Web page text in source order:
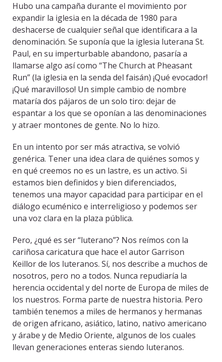
Hubo una campaña durante el movimiento por
expandir la iglesia en la década de 1980 para
deshacerse de cualquier señal que identificara a la
denominación. Se suponía que la iglesia luterana St.
Paul, en su imperturbable abandono, pasaría a
llamarse algo así como “The Church at Pheasant
Run” (la iglesia en la senda del faisán) ¡Qué evocador!
¡Qué maravilloso! Un simple cambio de nombre
mataría dos pájaros de un solo tiro: dejar de
espantar a los que se oponían a las denominaciones
y atraer montones de gente. No lo hizo.
En un intento por ser más atractiva, se volvió
genérica. Tener una idea clara de quiénes somos y
en qué creemos no es un lastre, es un activo. Si
estamos bien definidos y bien diferenciados,
tenemos una mayor capacidad para participar en el
diálogo ecuménico e interreligioso y podemos ser
una voz clara en la plaza pública.
Pero, ¿qué es ser “luterano”? Nos reímos con la
cariñosa caricatura que hace el autor Garrison
Keillor de los luteranos. Sí, nos describe a muchos de
nosotros, pero no a todos. Nunca repudiaría la
herencia occidental y del norte de Europa de miles de
los nuestros. Forma parte de nuestra historia. Pero
también tenemos a miles de hermanos y hermanas
de origen africano, asiático, latino, nativo americano
y árabe y de Medio Oriente, algunos de los cuales
llevan generaciones enteras siendo luteranos.